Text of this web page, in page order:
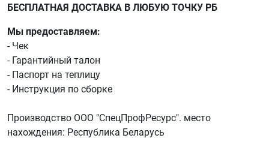
БЕСПЛАТНАЯ ДОСТАВКА В ЛЮБУЮ ТОЧКУ РБ
Мы предоставляем:
- Чек
- Гарантийный талон
- Паспорт на теплицу
- Инструкция по сборке
Производство ООО "СпецПрофРесурс". место
нахождения: Республика Беларусь